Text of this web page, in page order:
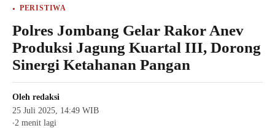
PERISTIWA
Polres Jombang Gelar Rakor Anev
Produksi Jagung Kuartal III, Dorong
Sinergi Ketahanan Pangan
Oleh redaksi
25 Juli 2025, 14:49 WIB
●2 menit lagi